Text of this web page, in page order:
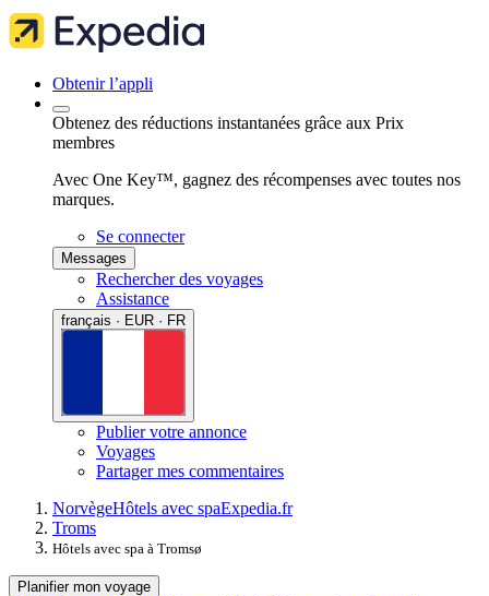
Obtenir l’appli
Obtenez des réductions instantanées grâce aux Prix
membres
Avec One Key™, gagnez des récompenses avec toutes nos
marques.
Se connecter
Messages
Rechercher des voyages
Assistance
français · EUR · FR
Publier votre annonce
Voyages
Partager mes commentaires
NorvègeHôtels avec spaExpedia.fr
Troms
Hôtels avec spa à Tromsø
Planifier mon voyage